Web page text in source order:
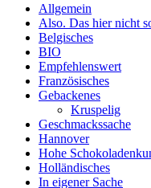
Allgemein
Also. Das hier nicht
Belgisches
BIO
Empfehlenswert
Französisches
Gebackenes
Kruspelig
Geschmackssache
Hannover
Hohe
Holländisches
In eigener Sache